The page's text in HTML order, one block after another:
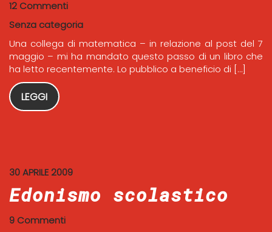
12 Commenti
Senza categoria
Una collega di matematica – in relazione al post del 7
maggio – mi ha mandato questo passo di un libro che
ha letto recentemente. Lo pubblico a beneficio di […]
LEGGI
30 APRILE 2009
Edonismo scolastico
9 Commenti